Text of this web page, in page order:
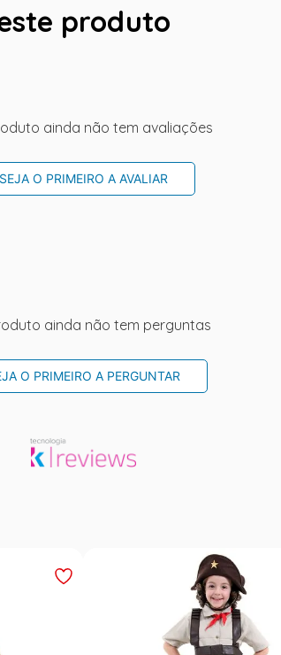
produto
ainda não tem avaliações
SEJA O PRIMEIRO A AVALIAR
ainda não tem perguntas
O PRIMEIRO A PERGUNTAR